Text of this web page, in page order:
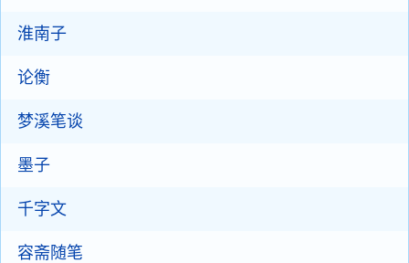
淮南子
论衡
梦溪笔谈
墨子
千字文
容斋随笔